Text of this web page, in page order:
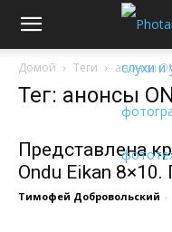
Домой Теги анонсы
Тег: анонсы
Представлена
Ondu Eikan
Тимофей Добровольский -